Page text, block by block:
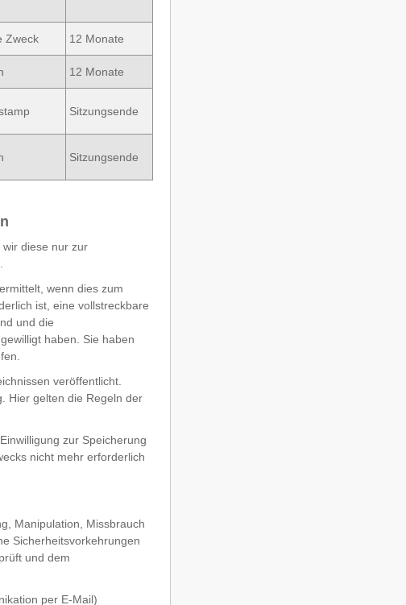
Zweck 12 Monate
12 Monate
Sitzungsende
Sitzungsende
diese nur zur
wenn dies zum
ist, eine vollstreckbare
und die
haben. Sie haben
veröffentlicht.
Hier gelten die Regeln der
zur Speicherung
nicht mehr erforderlich
Manipulation, Missbrauch
Sicherheitsvorkehrungen
und dem
per E-Mail)